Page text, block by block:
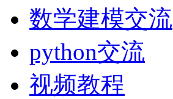
数学建模交流
python交流
视频教程